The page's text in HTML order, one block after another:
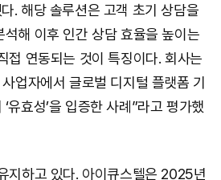
. 해당 솔루션은 고객 초기 상담을
해 이후 인간 상담 효율을 높이는
접 연동되는 것이 특징이다. 회사는
업자에서 글로벌 디지털 플랫폼 기
유효성’을 입증한 사례”라고 평가했
지하고 있다. 아이큐스텔은 2025년